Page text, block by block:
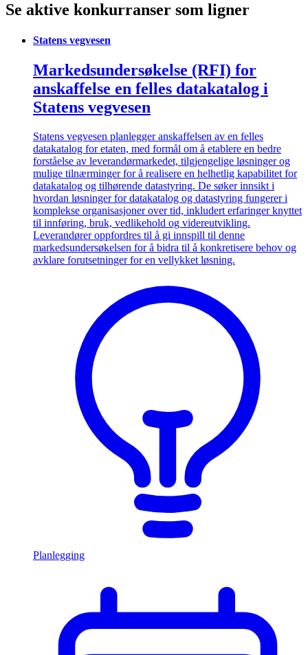
Se aktive konkurranser som ligner
Statens vegvesen
Markedsundersøkelse (RFI) for
anskaffelse en felles datakatalog i
Statens vegvesen
Statens vegvesen planlegger anskaffelsen av en felles
datakatalog for etaten, med formål om å etablere en bedre
forståelse av leverandørmarkedet, tilgjengelige løsninger og
mulige tilnærminger for å realisere en helhetlig kapabilitet for
datakatalog og tilhørende datastyring. De søker innsikt i
hvordan løsninger for datakatalog og datastyring fungerer i
komplekse organisasjoner over tid, inkludert erfaringer knyttet
til innføring, bruk, vedlikehold og videreutvikling.
Leverandører oppfordres til å gi innspill til denne
markedsundersøkelsen for å bidra til å konkretisere behov og
avklare forutsetninger for en vellykket løsning.
Planlegging